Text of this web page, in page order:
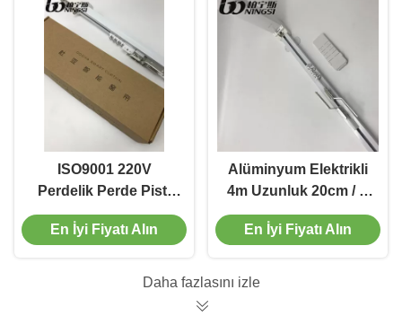
ISO9001 220V
Perdelik Perde Pisti
Elektrik Dalgalı
Perdeler Motorlu
En İyi Fiyatı Alın
Alüminyum Elektrikli
4m Uzunluk 20cm / S
Akıllı Perde Sistemi
Uzatılabilir
En İyi Fiyatı Alın
Daha fazlasını izle